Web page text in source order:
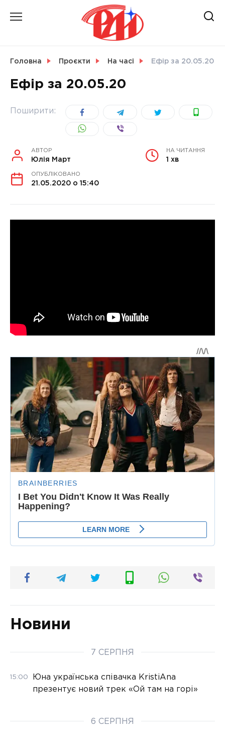
СВІТ
УКРАЇНА
Головна Проєкти На часі Ефір за 20.05.20
Ефір за 20.05.20
Поширити:
АВТОР
Юлія Март
НА ЧИТАННЯ
1 хв
ОПУБЛІКОВАНО
21.05.2020 о 15:40
Новини
7 СЕРПНЯ
15:00
Юна українська співачка KristiAna
презентує новий трек «Ой там на горі»
6 СЕРПНЯ